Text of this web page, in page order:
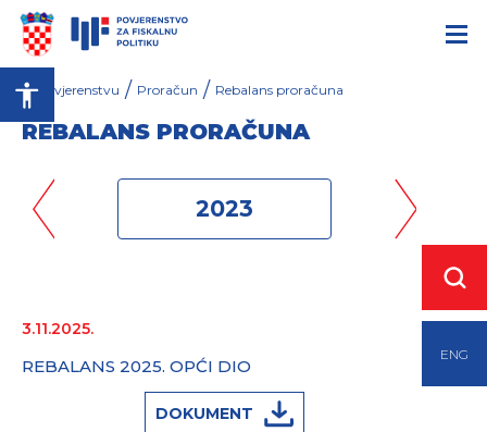
ENG
O Povjerenstvu / Proračun / Rebalans proračuna
REBALANS PRORAČUNA
2023
3.11.2025.
REBALANS 2025. OPĆI DIO
DOKUMENT